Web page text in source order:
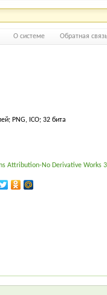
О системе Обратная
PNG, ICO; 32 бита
Attribution-No Derivative Works